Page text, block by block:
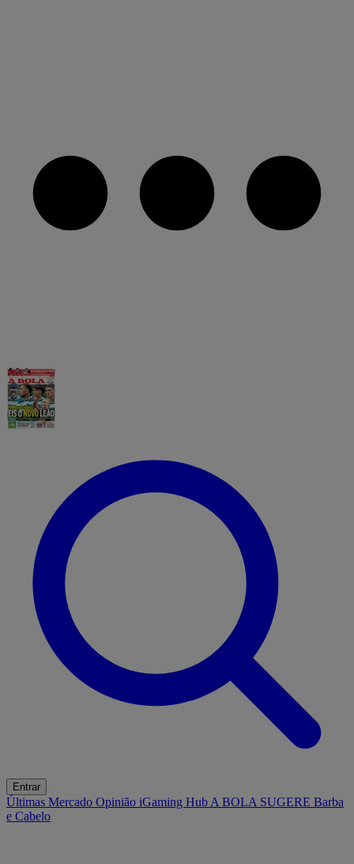
Entrar
Últimas Mercado Opinião iGaming Hub A BOLA SUGERE Barba
e Cabelo